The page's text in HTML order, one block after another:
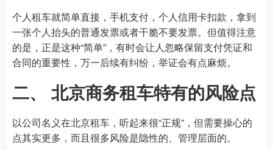
个人租车就简单直接，手机支付，个人信用卡扣款，拿到
一张个人抬头的普通发票或者干脆不要发票。但值得注意
的是，正是这种“简单”，有时会让人忽略保留支付凭证和
合同的重要性，万一后续有纠纷，举证会有点麻烦。
二、 北京商务租车特有的风险点
以公司名义在北京租车，听起来很“正规”，但需要操心的
点其实更多，而且很多风险是隐性的、管理层面的。